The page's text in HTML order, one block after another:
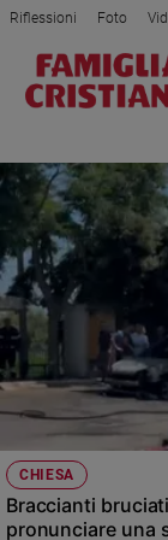
Attualità
Politica
Mondo
Economia
Legalità
e
giustizia
Sport
Interviste
Papa
Papa
Riflessioni Foto
Privacy Policy Chi
Registrati Redazione
CHIESA
Braccianti
pronunciare una